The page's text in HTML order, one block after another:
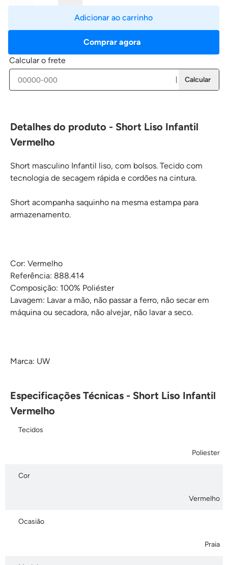
Comprar agora
Adicionar ao carrinho
Calcular o frete
Calcular
Detalhes do produto - Short Liso Infantil
Vermelho
Short masculino Infantil liso, com bolsos. Tecido com
tecnologia de secagem rápida e cordões na cintura.
Short acompanha saquinho na mesma estampa para
armazenamento.
Cor: Vermelho
Referência: 888.414
Composição: 100% Poliéster
Lavagem: Lavar a mão, não passar a ferro, não secar em
máquina ou secadora, não alvejar, não lavar a seco.
Marca: UW
Especificações Técnicas - Short Liso Infantil
Vermelho
Tecidos
Poliester
Cor
Vermelho
Ocasião
Praia